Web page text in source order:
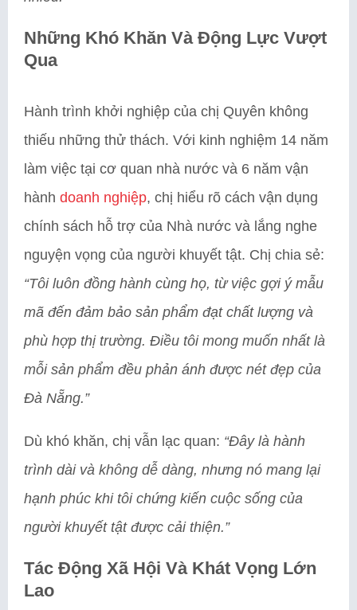
Những Khó Khăn Và Động Lực Vượt
Qua
Hành trình khởi nghiệp của chị Quyên không
thiếu những thử thách. Với kinh nghiệm 14 năm
làm việc tại cơ quan nhà nước và 6 năm vận
hành doanh nghiệp, chị hiểu rõ cách vận dụng
chính sách hỗ trợ của Nhà nước và lắng nghe
nguyện vọng của người khuyết tật. Chị chia sẻ:
“Tôi luôn đồng hành cùng họ, từ việc gợi ý mẫu
mã đến đảm bảo sản phẩm đạt chất lượng và
phù hợp thị trường. Điều tôi mong muốn nhất là
mỗi sản phẩm đều phản ánh được nét đẹp của
Đà Nẵng.”
Dù khó khăn, chị vẫn lạc quan: “Đây là hành
trình dài và không dễ dàng, nhưng nó mang lại
hạnh phúc khi tôi chứng kiến cuộc sống của
người khuyết tật được cải thiện.”
Tác Động Xã Hội Và Khát Vọng Lớn
Lao